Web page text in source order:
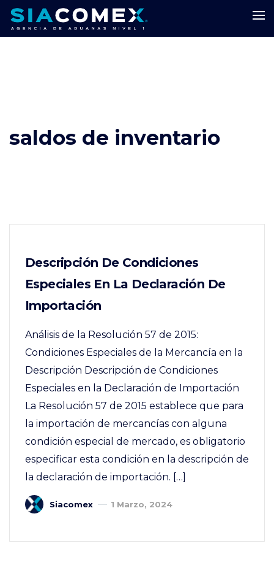
saldos de inventario
Descripción De Condiciones
Especiales En La Declaración De
Importación
Análisis de la Resolución 57 de 2015:
Condiciones Especiales de la Mercancía en la
Descripción Descripción de Condiciones
Especiales en la Declaración de Importación
La Resolución 57 de 2015 establece que para
la importación de mercancías con alguna
condición especial de mercado, es obligatorio
especificar esta condición en la descripción de
la declaración de importación. […]
Siacomex 1 Marzo, 2024